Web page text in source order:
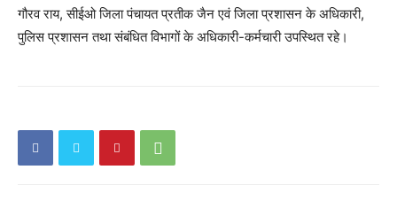
गौरव राय, सीईओ जिला पंचायत प्रतीक जैन एवं जिला प्रशासन के अधिकारी,
पुलिस प्रशासन तथा संबंधित विभागों के अधिकारी-कर्मचारी उपस्थित रहे।